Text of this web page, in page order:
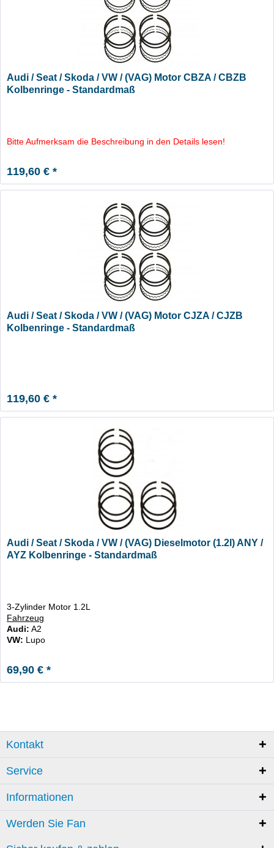
Audi / Seat / Skoda / VW / (VAG) Motor CBZA / CBZB
Kolbenringe - Standardmaß
Bitte Aufmerksam die Beschreibung in den Details lesen!
119,60 € *
Audi / Seat / Skoda / VW / (VAG) Motor CJZA / CJZB
Kolbenringe - Standardmaß
119,60 € *
Audi / Seat / Skoda / VW / (VAG) Dieselmotor (1.2l) ANY /
AYZ Kolbenringe - Standardmaß
3-Zylinder Motor 1.2L
Fahrzeug
Audi: A2
VW: Lupo
69,90 € *
Kontakt
Service
Informationen
Werden Sie Fan